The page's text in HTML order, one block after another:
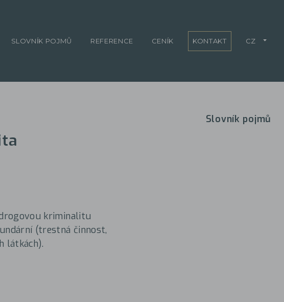
Slovník pojmů
kriminalitu
(trestná činnost,
látkách).
SLOVNÍK POJMŮ REFERENCE CENÍK KONTAKT CZ